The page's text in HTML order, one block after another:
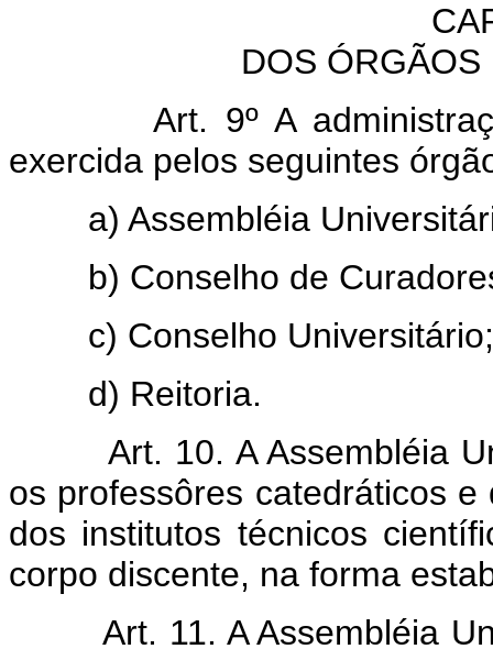
DOS
Art. 9º A
exercida pelos seguintes
a) Assembléia
b) Conselho de
c) Conselho Universitário;
d) Reitoria.
Art. 10. A Assembléia
os professôres catedráticos
dos institutos técnicos
corpo discente, na forma
Art. 11. A Assembléia